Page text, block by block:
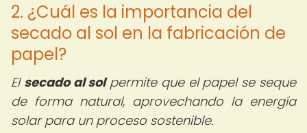
2. ¿Cuál es la importancia del
secado al sol en la fabricación de
papel?
El secado al solpermite que el papel se seque
de forma natural, aprovechando la energía
solar para un proceso sostenible.